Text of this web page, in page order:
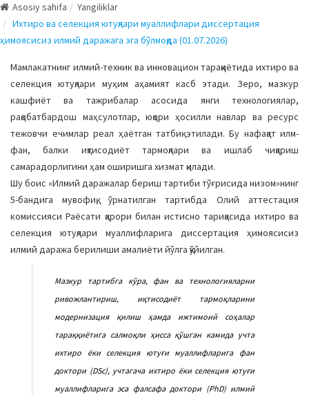
g
l
e
N
a
v
i
g
a
t
i
o
n
Asosiy sahifa
Yangiliklar
Ихтиро ва селекция ютуқлари муаллифлари диссертация
ҳимоясисиз илмий даражага эга бўлмоқда (01.07.2026)
Мамлакатнинг илмий-техник ва инновацион тараққиётида ихтиро ва
селекция ютуқлари муҳим аҳамият касб этади. Зеро, мазкур
кашфиёт ва тажрибалар асосида янги технологиялар,
рақобатбардош маҳсулотлар, юқори ҳосилли навлар ва ресурс
тежовчи ечимлар реал ҳаётган татбиқ этилади. Бу нафақат илм-
фан, балки иқтисодиёт тармоқлари ва ишлаб чиқариш
самарадорлигини ҳам оширишга хизмат қилади.
Шу боис «Илмий даражалар бериш тартиби тўғрисида низом»нинг
5-бандига мувофиқ, ўрнатилган тартибда Олий аттестация
комиссияси Раёсати қарори билан истисно тариқасида ихтиро ва
селекция ютуқлари муаллифларига диссертация ҳимоясисиз
илмий даража берилиши амалиёти йўлга қўйилган.
Мазкур тартибга кўра, фан ва технологияларни
ривожлантириш, иқтисодиёт тармоқларини
модернизация қилиш ҳамда ижтимоий соҳалар
тараққиётига салмоқли ҳисса қўшган камида учта
ихтиро ёки селекция ютуғи муаллифларига фан
доктори (DSc), учтагача ихтиро ёки селекция ютуғи
муаллифларига эса фалсафа доктори (PhD) илмий